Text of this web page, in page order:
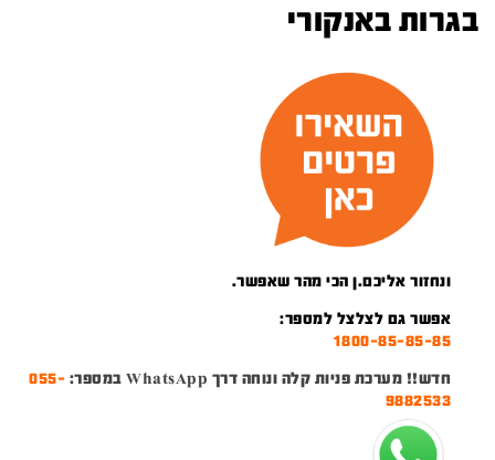
בגרות באנקורי
ונחזור אליכם.ן הכי מהר שאפשר.
אפשר גם לצלצל למספר:
1800-85-85-85
חדש!! מערכת פניות קלה ונוחה דרך WhatsApp במספר:
055-
9882533